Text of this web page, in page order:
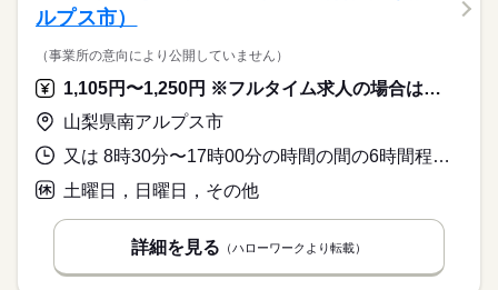
ルプス市）
（事業所の意向により公開していません）
1,105円〜1,250円 ※フルタイム求人の場合は月額（換算額）、パート求人の場合は時間額を表示しています。
山梨県南アルプス市
又は 8時30分〜17時00分の時間の間の6時間程度 就業時間に関する特記事項 １日４時間～６時間程度できる方（相談可）
土曜日，日曜日，その他
詳細を見る （ハローワークより転載）